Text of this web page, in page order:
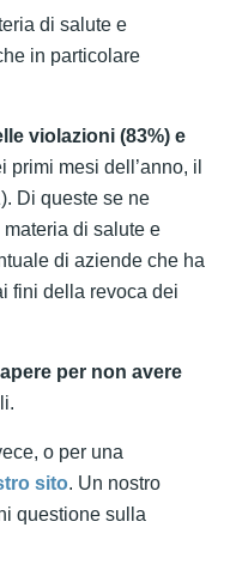
di salute e
in particolare
violazioni (83%) e
primi mesi dell’anno, il
Di queste se ne
di salute e
di aziende che ha
fini della revoca dei
per non avere
o per una
sito. Un nostro
questione sulla